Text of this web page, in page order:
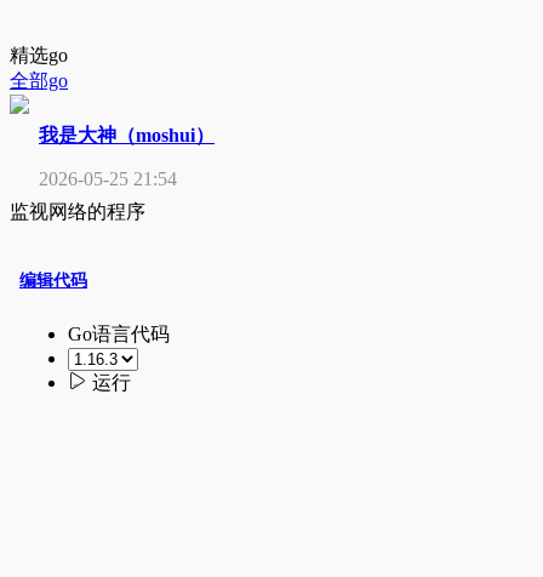
精选go
全部go
我是大神（moshui）
2026-05-25 21:54
监视网络的程序